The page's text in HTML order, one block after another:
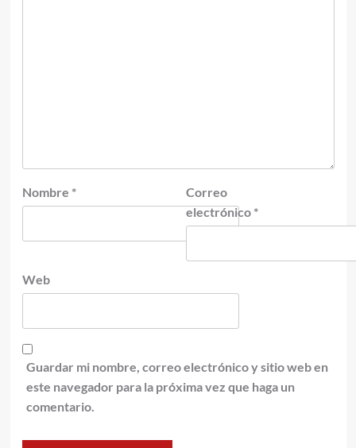
Nombre *
Correo
electrónico *
Web
Guardar mi nombre, correo electrónico y sitio web en
este navegador para la próxima vez que haga un
comentario.